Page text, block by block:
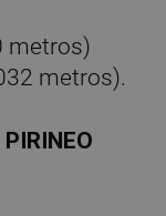
metros)
metros).